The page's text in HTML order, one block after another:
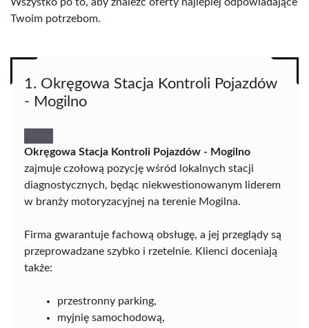
Twoim potrzebom.
1. Okręgowa Stacja Kontroli Pojazdów
- Mogilno
Okręgowa Stacja Kontroli Pojazdów - Mogilno
zajmuje czołową pozycję wśród lokalnych stacji
diagnostycznych, będąc niekwestionowanym liderem
w branży motoryzacyjnej na terenie Mogilna.
Firma gwarantuje fachową obsługę, a jej przeglądy są
przeprowadzane szybko i rzetelnie. Klienci doceniają
także:
przestronny parking,
myjnię samochodową,